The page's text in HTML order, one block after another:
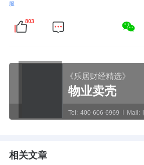
服
803
《乐居财经精选》
物业卖壳
Tel: 400-606-6969 Mail:
相关文章